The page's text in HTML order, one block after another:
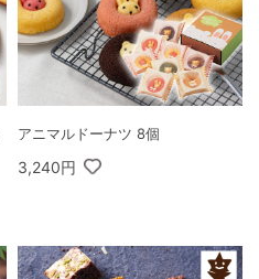
アニマルドーナツ 8個
3,240円